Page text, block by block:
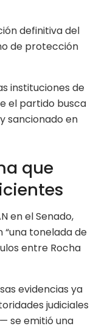
definitiva del
de protección
instituciones de
el partido busca
sancionado en
que
en el Senado,
“una tonelada de
entre Rocha
evidencias ya
judiciales
se emitió una